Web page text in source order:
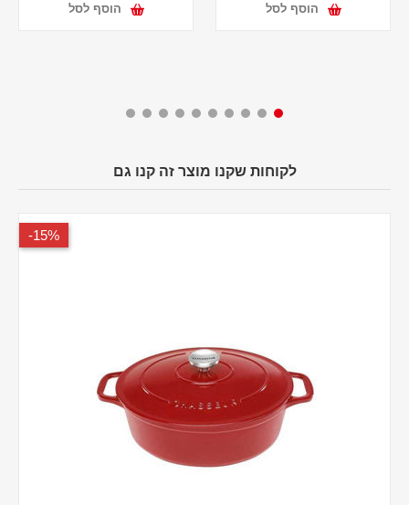
הוסף לסל הוסף לסל
לקוחות שקנו מוצר זה קנו גם
15%-